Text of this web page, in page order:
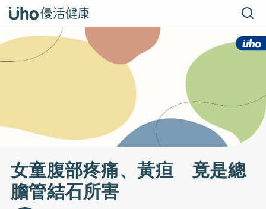
女童腹部疼痛、黃疸 竟是總
膽管結石所害